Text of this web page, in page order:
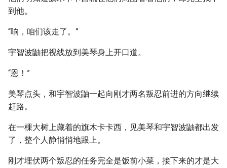
到他。
“响，咱们该走了。”
宇智波鼬把视线放到美琴身上开口道。
“恩！”
美琴点头，和宇智波鼬一起向刚才两名叛忍前进的方向继续
赶路。
在一棵大树上藏着的旗木卡卡西，见美琴和宇智波鼬都出发
了，整个人静悄悄地跟上。
刚才埋伏两个叛忍的任务完全是饭前小菜，接下来的才是大